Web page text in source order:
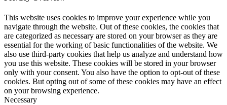
This website uses cookies to improve your experience while you
navigate through the website. Out of these cookies, the cookies that
are categorized as necessary are stored on your browser as they are
essential for the working of basic functionalities of the website. We
also use third-party cookies that help us analyze and understand how
you use this website. These cookies will be stored in your browser
only with your consent. You also have the option to opt-out of these
cookies. But opting out of some of these cookies may have an effect
on your browsing experience.
Necessary